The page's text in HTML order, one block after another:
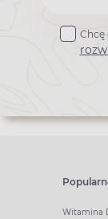
do
Witamina